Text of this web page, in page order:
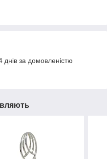
за домовленістю